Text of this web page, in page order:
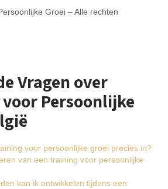
Groei – Alle rechten
Vragen over
Persoonlijke
voor persoonlijke groei precies in?
van een training voor persoonlijke
kan ik ontwikkelen tijdens een